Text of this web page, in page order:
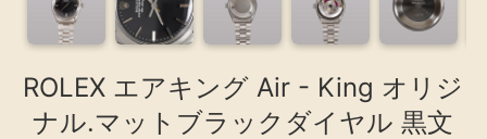
ROLEX エアキング Air - King オリジ
ナル.マットブラックダイヤル 黒文